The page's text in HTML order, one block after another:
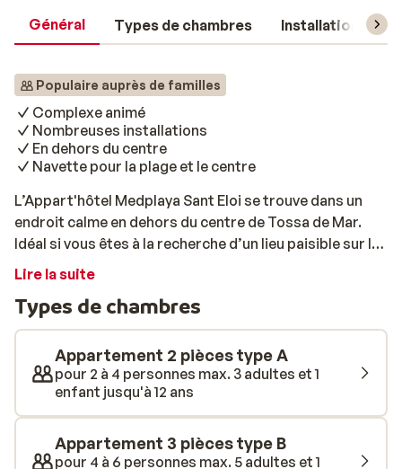
Général Types de chambres Installations
Populaire auprès de familles
Complexe animé
Nombreuses installations
En dehors du centre
Navette pour la plage et le centre
L’Appart'hôtel Medplaya Sant Eloi se trouve dans un
endroit calme en dehors du centre de Tossa de Mar.
Idéal si vous êtes à la recherche d’un lieu paisible sur la
Costa Brava! Dès votre arrivée, vous ne manquerez pas
château. Vous pourrez rejoindre la plage ou le centre de
Tossa de Mar grâce au minibus de l’Appart'hôtel Sant
Eloi. Les chambres et appartements sont décorés avec
soin et donnent sur le superbe jardin, où se trouvent
diverses installations. Vous y trouverez une belle
piscine où différents jeux d’eau sont organisés, et une
autre piscine réservée à la détente. Les petits
vacanciers, quant à eux, pourront se faire de nouveaux
Lire la suite
Types de chambres
Appartement 2 pièces type A
pour 2 à 4 personnes max. 3 adultes et 1
enfant jusqu'à 12 ans
Appartement 3 pièces type B
pour 4 à 6 personnes max. 5 adultes et 1